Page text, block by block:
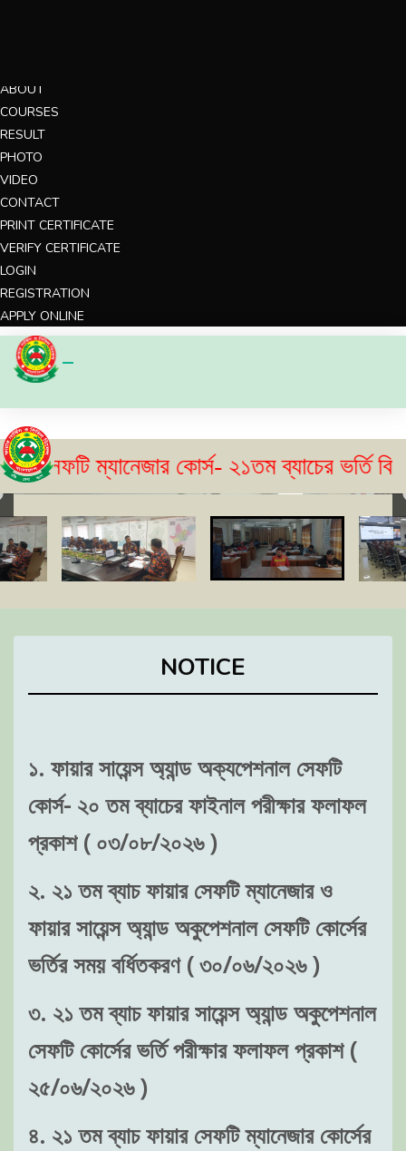
ABOUT
COURSES
RESULT
PHOTO
VIDEO
CONTACT
PRINT CERTIFICATE
VERIFY CERTIFICATE
LOGIN
REGISTRATION
APPLY ONLINE
কোর্স- ২১তম ব্যাচের ভর্তি বিজ্ঞপ্তি
NOTICE
১. ফায়ার সায়েন্স অ্যান্ড অক্যপেশনাল সেফটি
কোর্স- ২০ তম ব্যাচের ফাইনাল পরীক্ষার ফলাফল
প্রকাশ ( ০৩/০৮/২০২৬ )
২. ২১ তম ব্যাচ ফায়ার সেফটি ম্যানেজার ও
ফায়ার সায়েন্স অ্যান্ড অকুপেশনাল সেফটি কোর্সের
ভর্তির সময় বর্ধিতকরণ ( ৩০/০৬/২০২৬ )
৩. ২১ তম ব্যাচ ফায়ার সায়েন্স অ্যান্ড অকুপেশনাল
সেফটি কোর্সের ভর্তি পরীক্ষার ফলাফল প্রকাশ (
২৫/০৬/২০২৬ )
৪. ২১ তম ব্যাচ ফায়ার সেফটি ম্যানেজার কোর্সের